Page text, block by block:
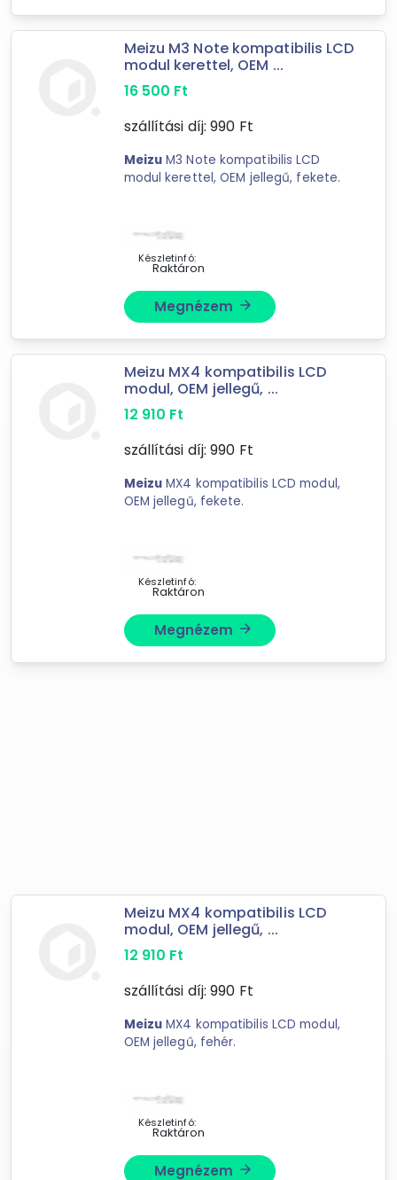
Forgalmazók
MobileHome
multimédiabolt
Gegestore.hu
Meizu M3 Note kompatibilis LCD
modul kerettel, OEM ...
16 500 Ft
szállítási díj: 990 Ft
Meizu M3 Note kompatibilis LCD
modul kerettel, OEM jellegű, fekete.
Készletinfó:
Raktáron
Megnézem arrow_forward
Meizu MX4 kompatibilis LCD
modul, OEM jellegű, ...
12 910 Ft
szállítási díj: 990 Ft
Meizu MX4 kompatibilis LCD modul,
OEM jellegű, fekete.
Készletinfó:
Raktáron
Megnézem arrow_forward
Meizu MX4 kompatibilis LCD
modul, OEM jellegű, ...
12 910 Ft
szállítási díj: 990 Ft
Meizu MX4 kompatibilis LCD modul,
OEM jellegű, fehér.
Készletinfó:
Raktáron
Megnézem arrow_forward